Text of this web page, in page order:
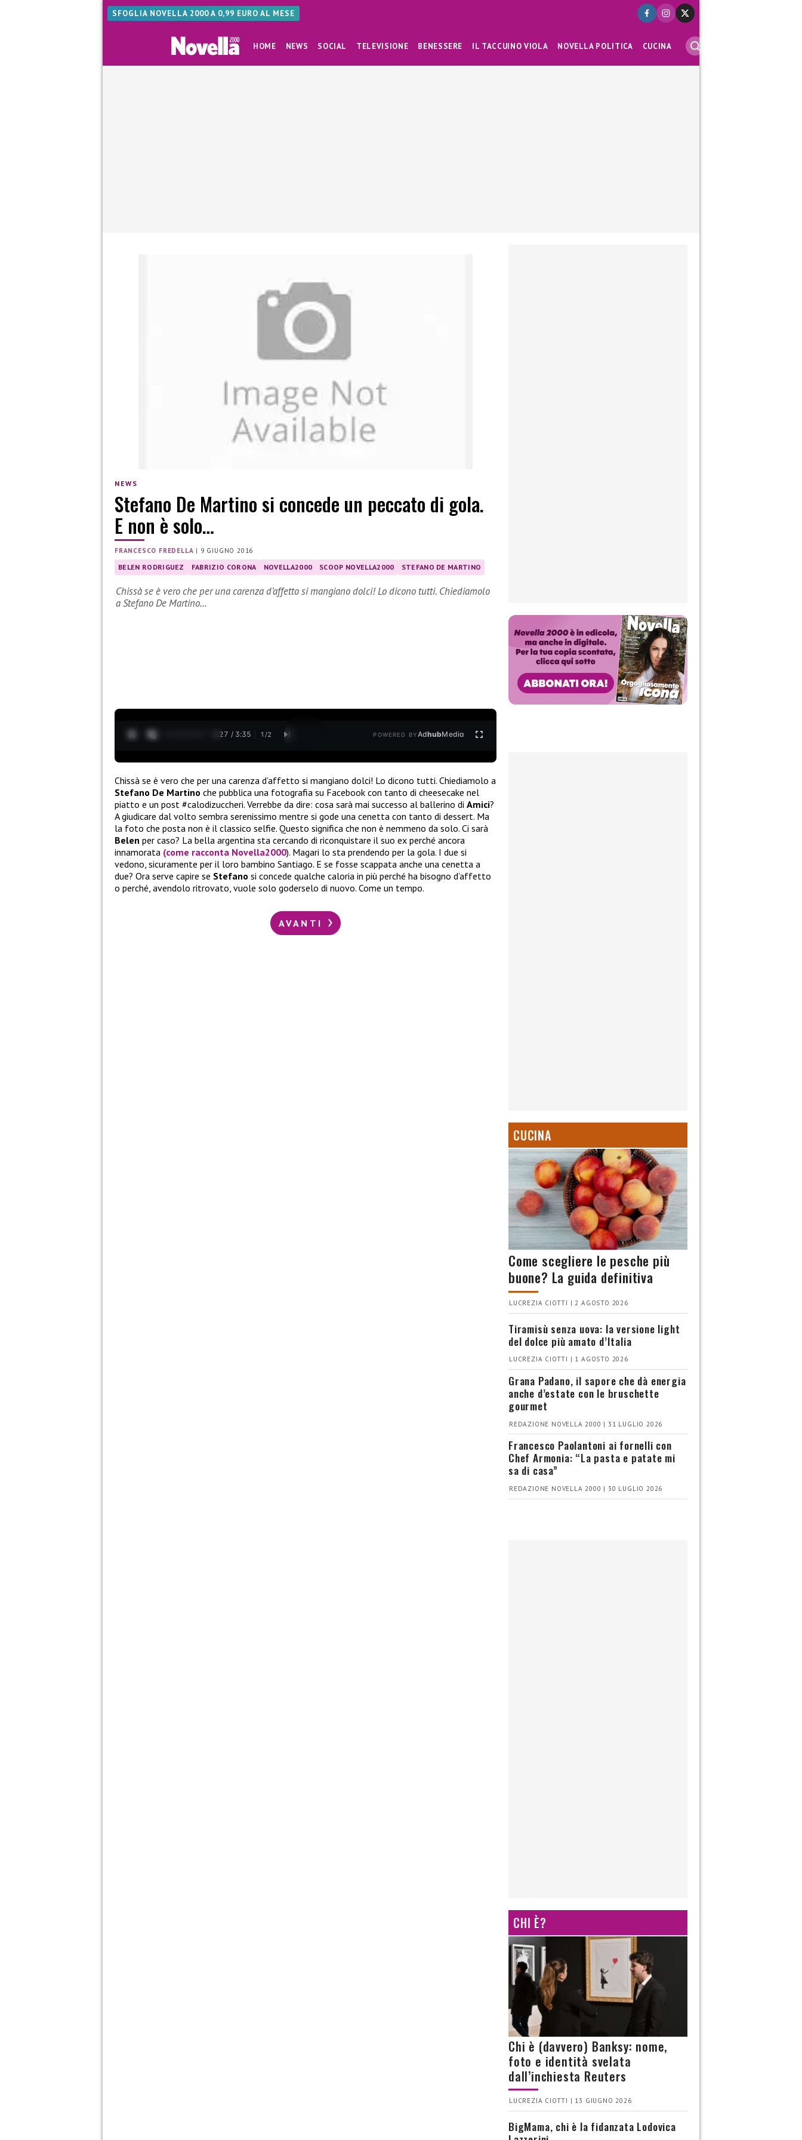
SFOGLIA NOVELLA 2000 A 0,99 EURO AL MESE
HOME NEWS SOCIAL TELEVISIONE BENESSERE IL TACCUINO VIOLA NOVELLA POLITICA CUCINA
NEWS
Stefano De Martino si concede un peccato di gola.
E non è solo…
FRANCESCO FREDELLA | 9 GIUGNO 2016
BELEN RODRIGUEZ FABRIZIO CORONA NOVELLA2000 SCOOP NOVELLA2000 STEFANO DE MARTINO
Chissà se è vero che per una carenza d’affetto si mangiano dolci! Lo dicono tutti. Chiediamolo
a Stefano De Martino…
0:28 / 3:35 1 /2 POWERED BYAdhubMedia
Chissà se è vero che per una carenza d’affetto si mangiano dolci! Lo dicono tutti. Chiediamolo a
Stefano De Martino che pubblica una fotografia su Facebook con tanto di cheesecake nel
piatto e un post #calodizuccheri. Verrebbe da dire: cosa sarà mai successo al ballerino di Amici?
A giudicare dal volto sembra serenissimo mentre si gode una cenetta con tanto di dessert. Ma
la foto che posta non è il classico selfie. Questo significa che non è nemmeno da solo. Ci sarà
Belen per caso? La bella argentina sta cercando di riconquistare il suo ex perché ancora
innamorata (come racconta Novella2000). Magari lo sta prendendo per la gola. I due si
vedono, sicuramente per il loro bambino Santiago. E se fosse scappata anche una cenetta a
due? Ora serve capire se Stefano si concede qualche caloria in più perché ha bisogno d’affetto
o perché, avendolo ritrovato, vuole solo goderselo di nuovo. Come un tempo.
AVANTI
CUCINA
Come scegliere le pesche più
buone? La guida definitiva
LUCREZIA CIOTTI | 2 AGOSTO 2026
Tiramisù senza uova: la versione light
del dolce più amato d’Italia
LUCREZIA CIOTTI | 1 AGOSTO 2026
Grana Padano, il sapore che dà energia
anche d’estate con le bruschette
gourmet
REDAZIONE NOVELLA 2000 | 31 LUGLIO 2026
Francesco Paolantoni ai fornelli con
Chef Armonia: “La pasta e patate mi
sa di casa”
REDAZIONE NOVELLA 2000 | 30 LUGLIO 2026
CHI È?
Chi è (davvero) Banksy: nome,
foto e identità svelata
dall’inchiesta Reuters
LUCREZIA CIOTTI | 13 GIUGNO 2026
BigMama, chi è la fidanzata Lodovica